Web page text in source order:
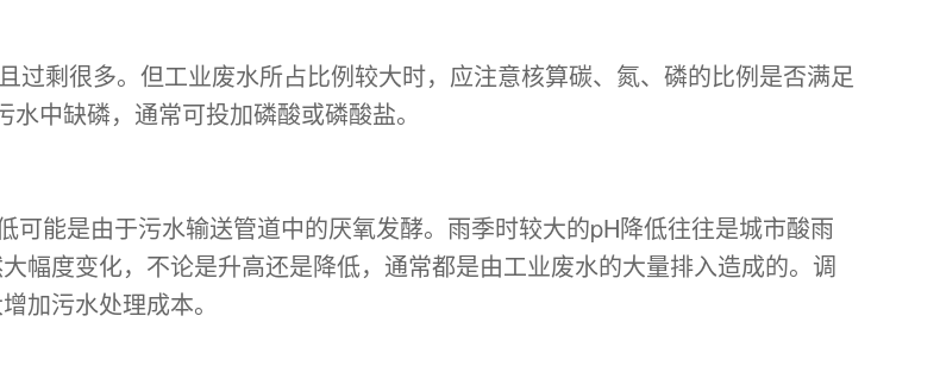
过剩很多。但工业废水所占比例较大时，应注意核算碳、氮、磷的比例是否满足
中缺磷，通常可投加磷酸或磷酸盐。
能是由于污水输送管道中的厌氧发酵。雨季时较大的pH降低往往是城市酸雨
幅度变化，不论是升高还是降低，通常都是由工业废水的大量排入造成的。调
加污水处理成本。